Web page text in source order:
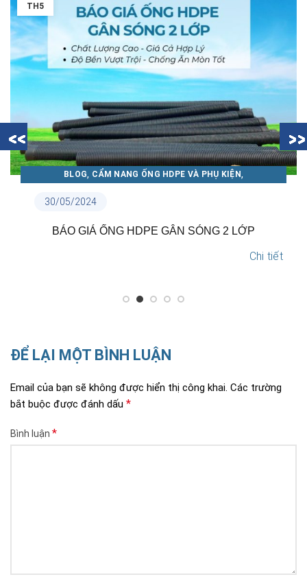
TH5
30/05/2024
BLOG, CẨM NANG ỐNG HDPE VÀ PHỤ KIỆN,
BÁO GIÁ ỐNG HDPE GÂN SÓNG 2 LỚP
Chi tiết
ĐỂ LẠI MỘT BÌNH LUẬN
Email của bạn sẽ không được hiển thị công khai. Các trường
bắt buộc được đánh dấu *
Bình luận *